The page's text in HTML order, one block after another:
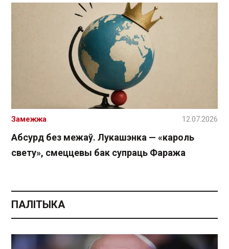
Абсурд без межаў. Лукашэнка — «кароль
свету», смеццевы бак супраць Фаража
Замежжа 12.07.2026
ПАЛІТЫКА